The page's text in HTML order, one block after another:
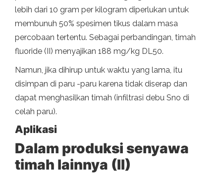
lebih dari 10 gram per kilogram diperlukan untuk
membunuh 50% spesimen tikus dalam masa
percobaan tertentu. Sebagai perbandingan, timah
fluoride (II) menyajikan 188 mg/kg DL50.
Namun, jika dihirup untuk waktu yang lama, itu
disimpan di paru -paru karena tidak diserap dan
dapat menghasilkan timah (infiltrasi debu Sno di
celah paru).
Aplikasi
Dalam produksi senyawa
timah lainnya (II)